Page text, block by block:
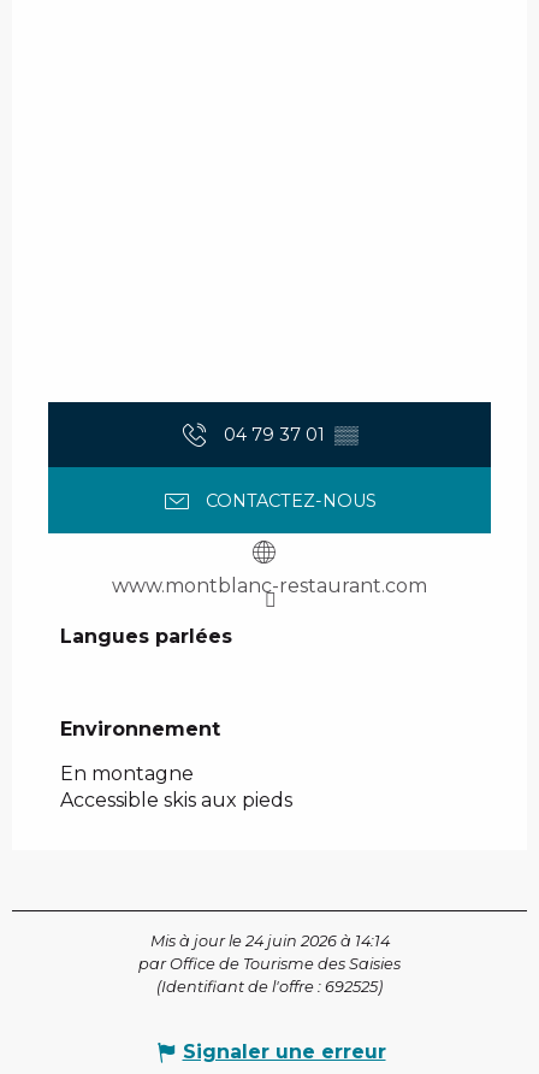
04 79 37 01 ▒▒
CONTACTEZ-NOUS
www.montblanc-restaurant.com
Langues parlées
Langues parlées
Environnement
Environnement
En montagne
Accessible skis aux pieds
Mis à jour le 24 juin 2026 à 14:14
par Office de Tourisme des Saisies
(Identifiant de l'offre : 692525)
Signaler une erreur